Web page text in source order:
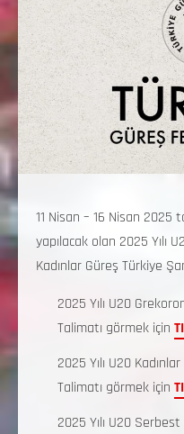
11 Nisan – 16 Nisan 2025
yapılacak olan 2025 Yılı
Kadınlar Güreş Türkiye
2025 Yılı U20
Talimatı görmek için
2025 Yılı U20
Talimatı görmek için
2025 Yılı U20